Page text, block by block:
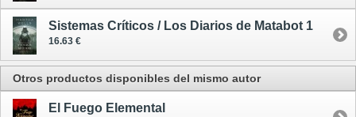
Sistemas Críticos / Los Diarios de Matabot 1
16.63 €
Otros productos disponibles del mismo autor
El Fuego Elemental